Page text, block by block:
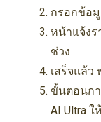
กรอกข้อ
หน้าแจ้งร
ช่วง
เสร็จแล้ว
ขั้นตอนกา
AI Ultra